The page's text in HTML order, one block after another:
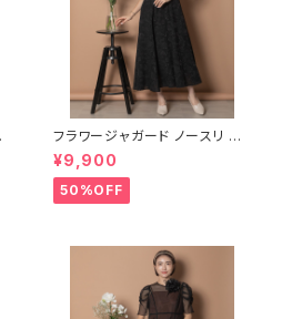
フラワージャガード ノースリ フ
レアワンピース
¥9,900
50%OFF